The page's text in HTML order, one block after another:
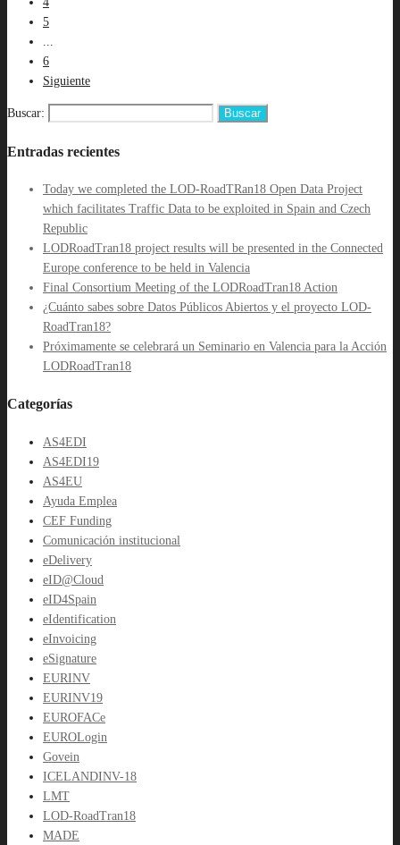
5
...
6
Siguiente
Buscar:
Entradas recientes
Today we completed the LOD-RoadTRan18 Open Data Project
which facilitates Traffic Data to be exploited in Spain and Czech
Republic
LODRoadTran18 project results will be presented in the Connected
Europe conference to be held in Valencia
Final Consortium Meeting of the LODRoadTran18 Action
¿Cuánto sabes sobre Datos Públicos Abiertos y el proyecto LOD-
RoadTran18?
Próximamente se celebrará un Seminario en Valencia para la Acción
LODRoadTran18
Categorías
AS4EDI
AS4EDI19
AS4EU
Ayuda Emplea
CEF Funding
Comunicación institucional
eDelivery
eID@Cloud
eID4Spain
eIdentification
eInvoicing
eSignature
EURINV
EURINV19
EUROFACe
EUROLogin
Govein
ICELANDINV-18
LMT
LOD-RoadTran18
MADE